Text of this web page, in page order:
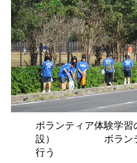
ボランティア体験学
設） ボラン
行う